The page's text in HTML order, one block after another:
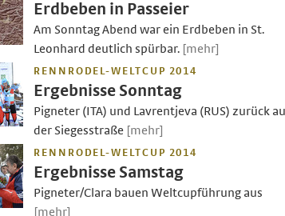
Erdbeben in Passeier
Am Sonntag Abend war ein Erdbeben in St.
Leonhard deutlich spürbar. [mehr]
RENNRODEL-WELTCUP 2014
Ergebnisse Sonntag
Pigneter (ITA) und Lavrentjeva (RUS) zurück
der Siegesstraße [mehr]
RENNRODEL-WELTCUP 2014
Ergebnisse Samstag
Pigneter/Clara bauen Weltcupführung aus
[mehr]